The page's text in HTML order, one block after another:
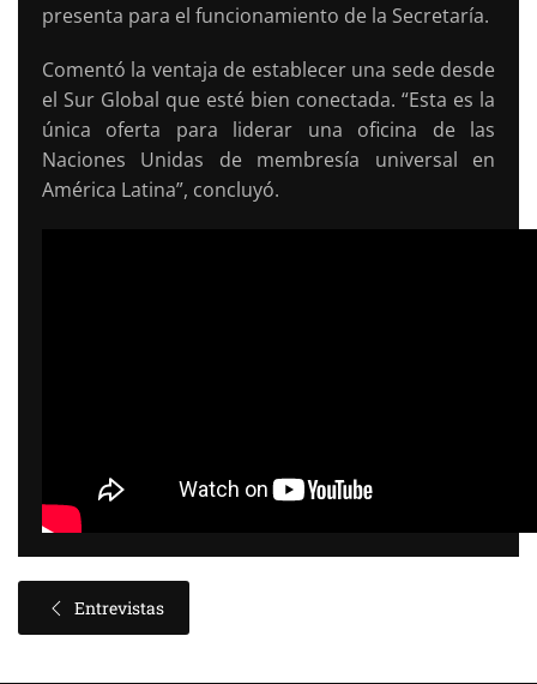
presenta para el funcionamiento de la Secretaría.
Comentó la ventaja de establecer una sede desde
el Sur Global que esté bien conectada. “Esta es la
única oferta para liderar una oficina de las
Naciones Unidas de membresía universal en
América Latina”, concluyó.
Entrevistas